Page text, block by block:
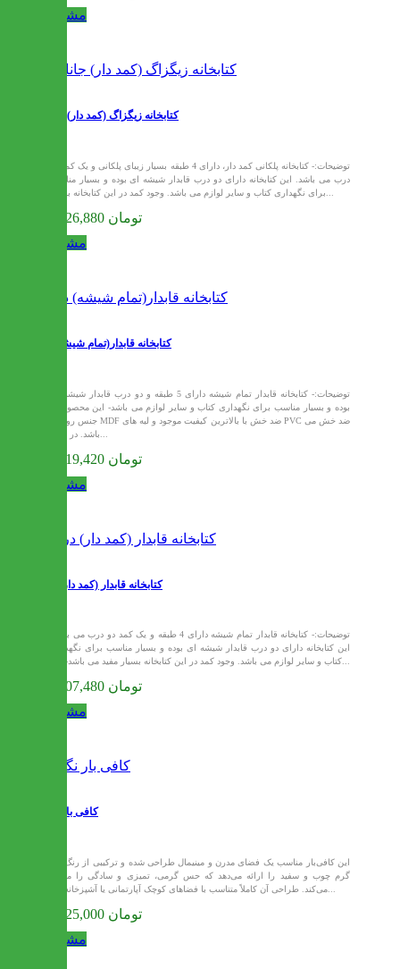
مشاهده
کتابخانه زیگزاگ (کمد دار) جانان
توضیحات:- کتابخانه پلکانی کمد دار، دارای 4 طبقه بسیار زیبای پلکانی و یک کمد دو
درب می باشد. این کتابخانه دارای دو درب قابدار شیشه ای بوده و بسیار مناسب
28,226,880 تومان
مشاهده
کتابخانه قابدار(تمام شیشه) دنا
توضیحات:- کتابخانه قابدار تمام شیشه دارای 5 طبقه و دو درب قابدار شیشه ای
بوده و بسیار مناسب برای نگهداری کتاب و سایر لوازم می باشد- این محصول از
جنس روکش MDF ضد خش با بالاترین کیفیت موجود و لبه های PVC ضد خش می
33,519,420 تومان
مشاهده
کتابخانه قابدار (کمد دار) درنا
توضیحات:- کتابخانه قابدار تمام شیشه دارای 4 طبقه و یک کمد دو درب می باشد.
این کتابخانه دارای دو درب قابدار شیشه ای بوده و بسیار مناسب برای نگهداری
کتاب و سایر لوازم می باشد. وجود کمد در این کتابخانه بسیار مفید می باشد- این...
34,107,480 تومان
مشاهده
کافی بار نگار
این کافی‌بار مناسب یک فضای مدرن و مینیمال طراحی شده و ترکیبی از رنگ‌های
گرم چوب و سفید را ارائه می‌دهد که حس گرمی، تمیزی و سادگی را منتقل
می‌کند. طراحی آن کاملاً متناسب با فضاهای کوچک آپارتمانی یا آشپزخانه‌های...
50,625,000 تومان
مشاهده